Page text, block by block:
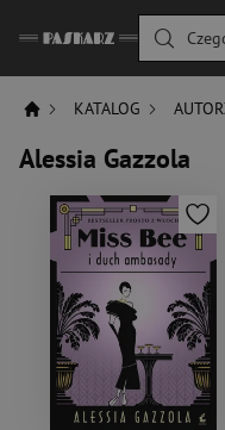
KATALOG
Alessia Gazzola